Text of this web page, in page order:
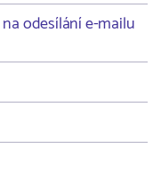
odesílání e-mailu